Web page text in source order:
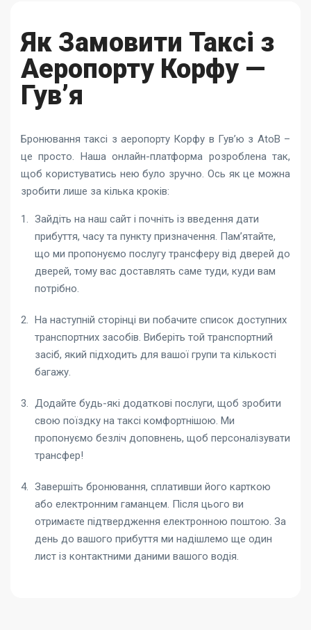
Як Замовити Таксі з
Аеропорту Корфу —
Гув’я
Бронюваннятаксі з аеропорту Корфу в Гув’ю з AtoB –
це просто. Наша онлайн-платформа розроблена так,
щоб користуватись нею було зручно. Ось як це можна
зробити лише за кілька кроків:
Зайдіть на наш сайт і почніть із введення дати
прибуття, часу та пункту призначення. Пам’ятайте,
що ми пропонуємо послугу трансферу від дверей до
дверей, тому вас доставлять саме туди, куди вам
потрібно.
На наступній сторінці ви побачите список доступних
транспортних засобів. Виберіть той транспортний
засіб, який підходить для вашої групи та кількості
багажу.
Додайте будь-які додаткові послуги, щоб зробити
свою поїздку на таксі комфортнішою. Ми
пропонуємо безліч доповнень, щоб персоналізувати
трансфер!
Завершіть бронювання, сплативши його карткою
або електронним гаманцем. Після цього ви
отримаєте підтвердження електронною поштою. За
день до вашого прибуття ми надішлемо ще один
лист із контактними даними вашого водія.